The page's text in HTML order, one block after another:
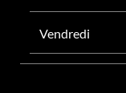
Vendredi